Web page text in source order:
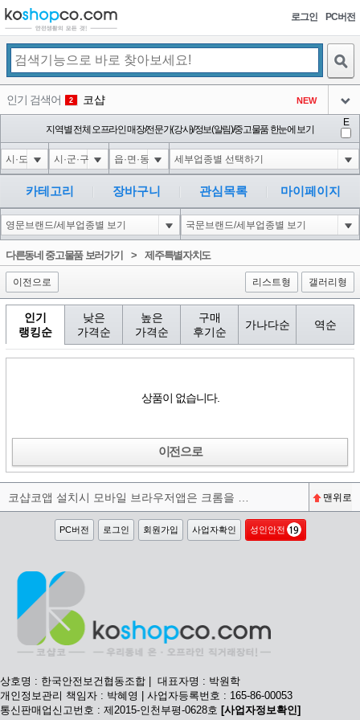
로그인 PC버전
인기 검색어 2 코샵 NEW
3 익스
아이콘
4 미끄럼방지
아이콘
5 대성설렁탕
아이콘
-16
6 1-1 waitfor delay '0:0:15' --
아이콘
0
1
지역별 전체 오프라인 매장/전문가(강사)/정보(알림)/중고물품 한눈에 보기
E
카테고리 장바구니 관심목록 마이페이지
다른동네 중고물품 보러가기>제주특별자치도
이전으로 리스트형 갤러리형
인기
랭킹순
낮은
가격순
높은
가격순
구매
후기순
가나다순 역순
상품이 없습니다.
이전으로
맨위로
PC버전 로그인 회원가입 사업자확인 성인안전
상호명 : 한국안전보건협동조합 | 대표자명 : 박원학
개인정보관리 책임자 : 박혜영 | 사업자등록번호 : 165-86-00053
통신판매업신고번호 : 제2015-인천부평-0628호 [사업자정보확인]